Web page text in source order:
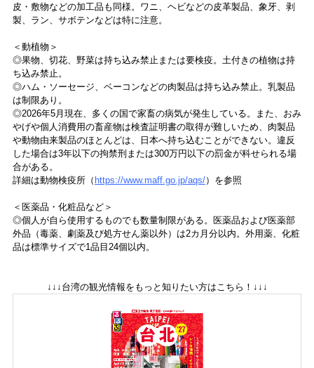
皮・敷物などの加工品も同様。ワニ、ヘビなどの皮革製品、象牙、剥
製、ラン、サボテンなどは特に注意。
＜動植物＞
◎果物、切花、野菜は持ち込み禁止または要検疫。土付きの植物は持
ち込み禁止。
◎ハム・ソーセージ、ベーコンなどの肉製品は持ち込み禁止。乳製品
は制限あり。
◎2026年5月現在、多くの国で家畜の病気が発生している。また、おみ
やげや個人消費用の畜産物は検査証明書の取得が難しいため、肉製品
や動物由来製品のほとんどは、日本へ持ち込むことができない。違反
した場合は3年以下の拘禁刑または300万円以下の罰金が科せられる場
合がある。
詳細は動物検疫所（ https://www.maff.go.jp/aqs/）を参照
＜医薬品・化粧品など＞
◎個人が自ら使用するものでも数量制限がある。医薬品および医薬部
外品（毒薬、劇薬及び処方せん薬以外）は2カ月分以内。外用薬、化粧
品は標準サイズで1品目24個以内。
↓↓↓台湾の観光情報をもっと知りたい方はこちら！↓↓↓